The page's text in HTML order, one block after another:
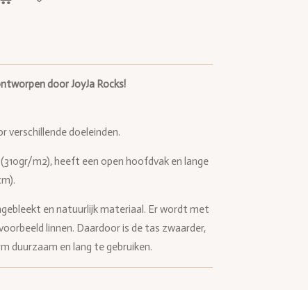
door JoyJa Rocks!
verschillende doeleinden.
m2), heeft een open hoofdvak en lange
en natuurlijk materiaal. Erwordt met
linnen. Daardoor is de tas zwaarder,
duurzaam en lang te gebruiken.